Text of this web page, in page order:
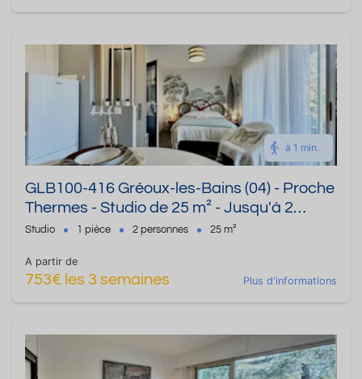
à 1 min.
GLB100-416 Gréoux-les-Bains (04) - Proche
Thermes - Studio de 25 m² - Jusqu'à 2
personnes
Studio 1 pièce 2 personnes 25 m²
A partir de
753€ les 3 semaines Plus d'informations